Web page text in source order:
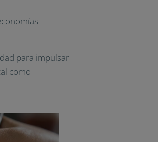
para impulsar
como